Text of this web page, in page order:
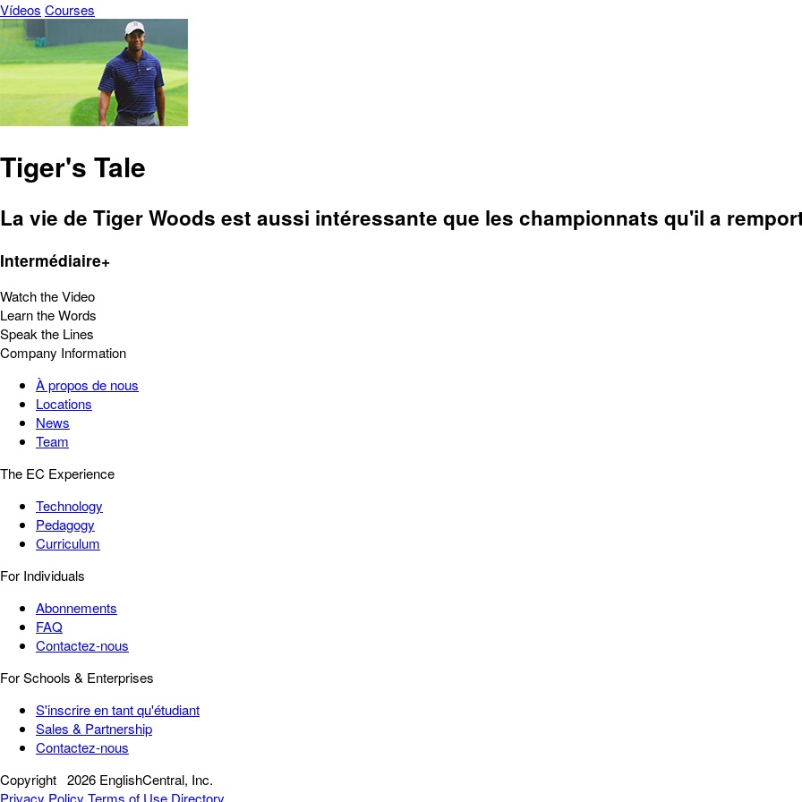
Vídeos Courses
Tiger's Tale
La vie de Tiger Woods est aussi intéressante que les championnats qu'il a
Intermédiaire+
Watch the Video
Learn the Words
Speak the Lines
Company Information
À propos de nous
Locations
News
Team
The EC Experience
Technology
Pedagogy
Curriculum
For Individuals
Abonnements
FAQ
Contactez-nous
For Schools & Enterprises
S'inscrire en tant qu'étudiant
Sales & Partnership
Contactez-nous
Copyright 2026 EnglishCentral, Inc.